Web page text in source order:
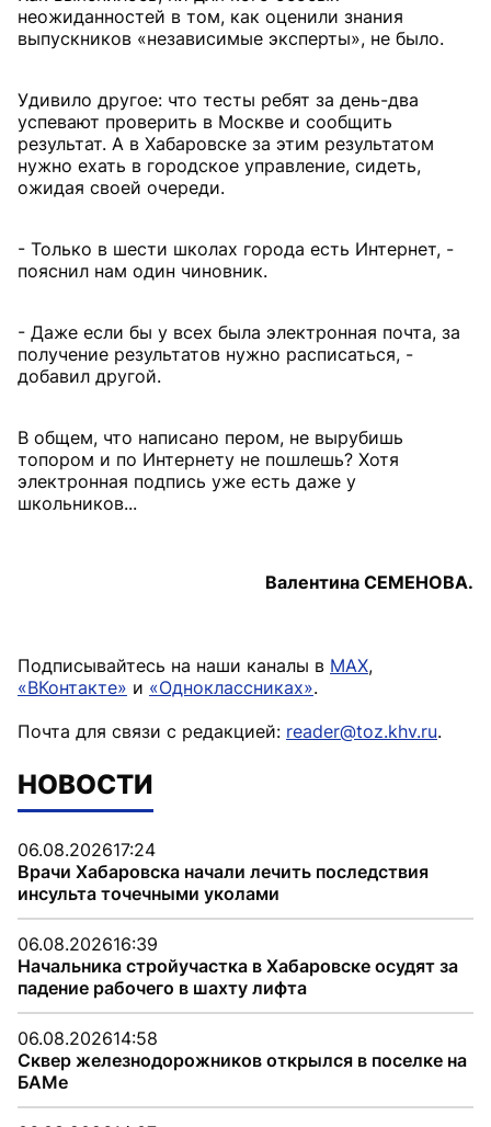
неожиданностей в том, как оценили знания
выпускников «независимые эксперты», не было.
Удивило другое: что тесты ребят за день-два
успевают проверить в Москве и сообщить
результат. А в Хабаровске за этим результатом
нужно ехать в городское управление, сидеть,
ожидая своей очереди.
- Только в шести школах города есть Интернет, -
пояснил нам один чиновник.
- Даже если бы у всех была электронная почта, за
получение результатов нужно расписаться, -
добавил другой.
В общем, что написано пером, не вырубишь
топором и по Интернету не пошлешь? Хотя
электронная подпись уже есть даже у
школьников...
Валентина СЕМЕНОВА.
Подписывайтесь на наши каналы в MAX,
«ВКонтакте» и «Одноклассниках».
Почта для связи с редакцией: reader@toz.khv.ru.
НОВОСТИ
06.08.202617:24
Врачи Хабаровска начали лечить последствия
инсульта точечными уколами
06.08.202616:39
Начальника стройучастка в Хабаровске осудят за
падение рабочего в шахту лифта
06.08.202614:58
Сквер железнодорожников открылся в поселке на
БАМе